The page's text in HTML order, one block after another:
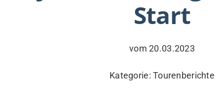
Start
vom 20.03.2023
Kategorie:Tourenberichte